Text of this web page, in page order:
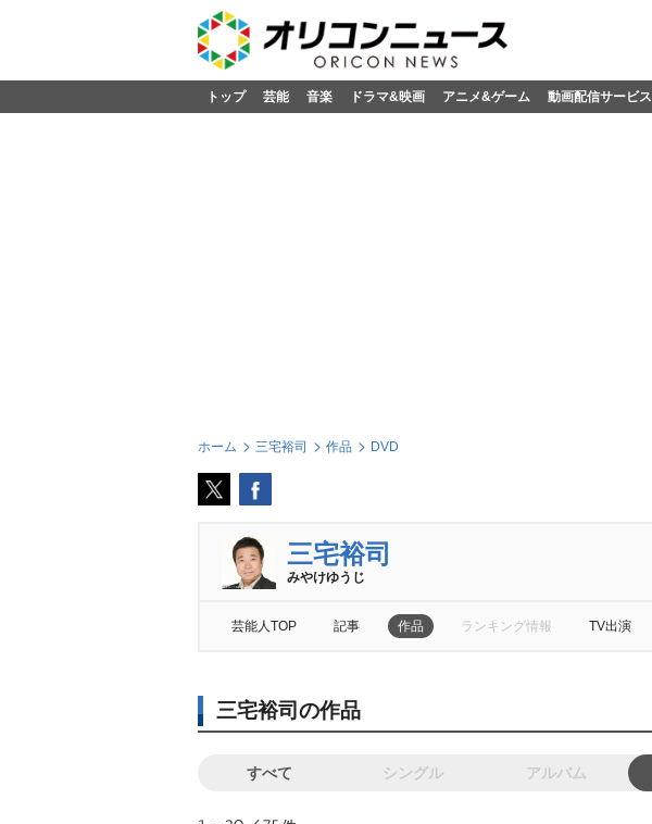
トップ 芸能 音楽 ドラマ&映画 アニメ&ゲーム 動画配信サービス
ホーム 三宅裕司 作品 DVD
三宅裕司
みやけゆうじ
芸能人TOP 記事 作品 ランキング情報 TV出演
三宅裕司の作品
すべて シングル アルバム